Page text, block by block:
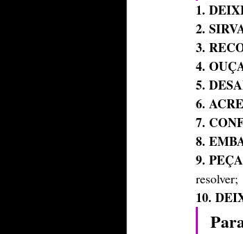
1.
2.
3.
4.
5.
6.
7.
8.
9.
resolver;
10.